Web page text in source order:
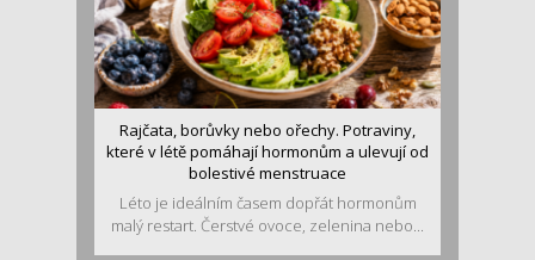
Rajčata, borůvky nebo ořechy. Potraviny,
které v létě pomáhají hormonům a ulevují od
bolestivé menstruace
Léto je ideálním časem dopřát hormonům
malý restart. Čerstvé ovoce, zelenina nebo...